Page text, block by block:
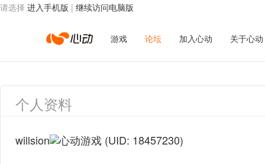
请选择 进入手机版 | 继续访问电脑版
心
动
游戏 论坛 加入心动 关于心动
个人资料
willsion (UID: 18457230)